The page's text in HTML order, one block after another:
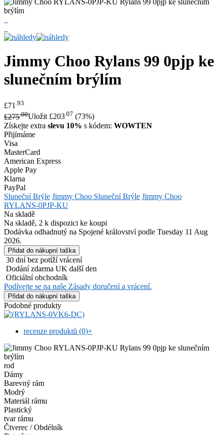
Jimmy Choo Rylans 99 0pjp ke
slunečním brýlím
£71 .93
£275.00Uložit £203.07 (73%)
Získejte extra slevu 10% s kódem: WOWTEN
Přijímáme
Visa
MasterCard
American Express
Apple Pay
Klarna
PayPal
Sluneční Brýle Jimmy Choo Sluneční Brýle Jimmy Choo
RYLANS-0PJP-KU
Na skladě
Na skladě, 2 k dispozici ke koupi
Dodávka odhadnutý na Spojené království podle Tuesday 11 Aug
2026.
30 dní bez potíží vrácení
Dodání zdarma UK další den
Oficiální obchodník
Podívejte se na naše Zásady doručení a vrácení.
Podobné produkty
recenze produktů (0)+
rod
Dámy
Barevný rám
Modrý
Materiál rámu
Plastický
tvar rámu
Čtverec / Obdélník